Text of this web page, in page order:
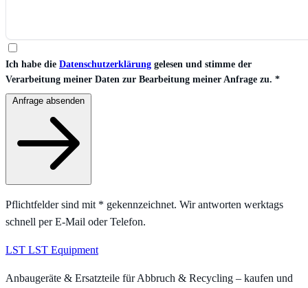
Ich habe die Datenschutzerklärung gelesen und stimme der
Verarbeitung meiner Daten zur Bearbeitung meiner Anfrage zu. *
Pflichtfelder sind mit * gekennzeichnet. Wir antworten werktags
schnell per E-Mail oder Telefon.
LST LST Equipment
Anbaugeräte & Ersatzteile für Abbruch & Recycling – kaufen und